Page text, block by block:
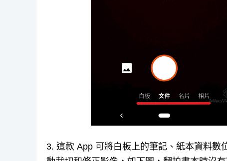
3. 這款 App 可將白板上的筆記、紙本資料數